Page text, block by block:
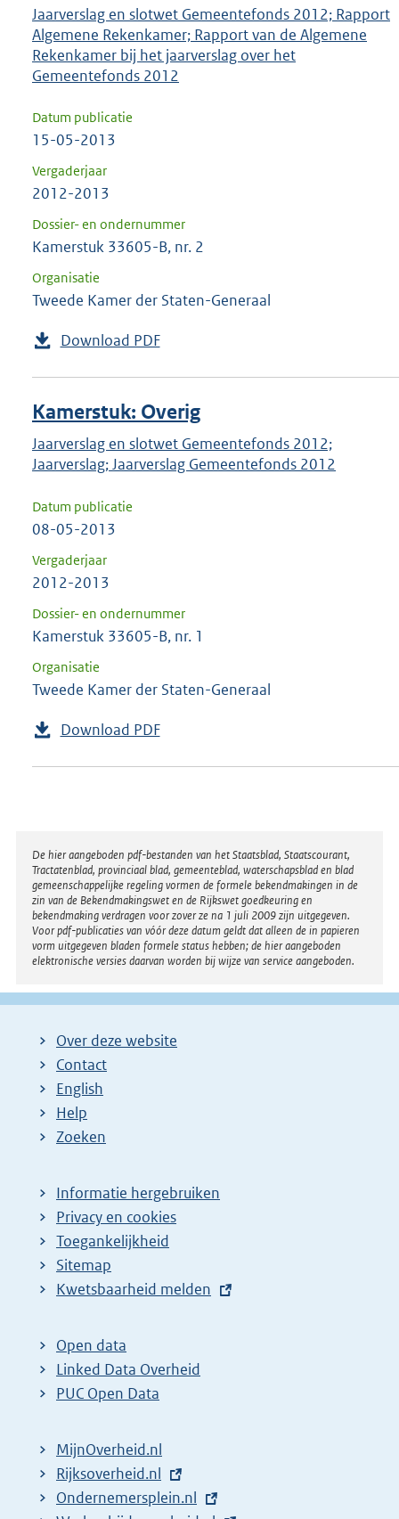
Jaarverslag en slotwet Gemeentefonds 2012; Rapport
Algemene Rekenkamer; Rapport van de Algemene
Rekenkamer bij het jaarverslag over het
Gemeentefonds 2012
Datum publicatie
15-05-2013
Vergaderjaar
2012-2013
Dossier- en ondernummer
Kamerstuk 33605-B, nr. 2
Organisatie
Tweede Kamer der Staten-Generaal
Download PDF
Kamerstuk: Overig
Jaarverslag en slotwet Gemeentefonds 2012;
Jaarverslag; Jaarverslag Gemeentefonds 2012
Datum publicatie
08-05-2013
Vergaderjaar
2012-2013
Dossier- en ondernummer
Kamerstuk 33605-B, nr. 1
Organisatie
Tweede Kamer der Staten-Generaal
Download PDF
Disclaimer
De hier aangeboden pdf-bestanden van het Staatsblad, Staatscourant,
Tractatenblad, provinciaal blad, gemeenteblad, waterschapsblad en blad
gemeenschappelijke regeling vormen de formele bekendmakingen in de
zin van de Bekendmakingswet en de Rijkswet goedkeuring en
bekendmaking verdragen voor zover ze na 1 juli 2009 zijn uitgegeven.
Voor pdf-publicaties van vóór deze datum geldt dat alleen de in papieren
vorm uitgegeven bladen formele status hebben; de hier aangeboden
elektronische versies daarvan worden bij wijze van service aangeboden.
Over deze website
Contact
English
Help
Zoeken
Informatie hergebruiken
Privacy en cookies
Toegankelijkheid
Sitemap
E
t
e
r
l
i
n
Kwetsbaarheid melden
Open data
Linked Data Overheid
PUC Open Data
MijnOverheid.nl
E
x
Rijksoverheid.nl
E
Ondernemersplein.nl